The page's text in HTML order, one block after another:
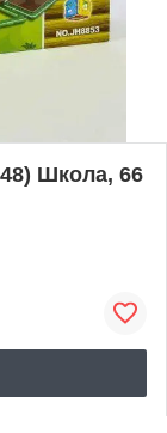
Школа, 66